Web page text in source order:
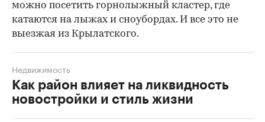
можно посетить горнолыжный кластер, где
катаются на лыжах и сноубордах. И все это не
выезжая из Крылатского.
Как район влияет на ликвидность
новостройки и стиль жизни
Недвижимость